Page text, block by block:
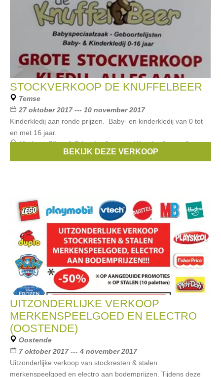
STOCKVERKOOP DE KNUFFELBEER
Temse
27 oktober 2017 --- 10 november 2017
Kinderkledij aan ronde prijzen. Baby- en kinderkledij van 0 tot
en met 16 jaar.
Merken:Filou & Friends,Gaastra,Woody,Gymp,Staxo,
BEKIJK DEZE VERKOOP
UITZONDERLIJKE VERKOOP
MERKENSPEELGOED EN ELECTRO
(OOSTENDE)
Oostende
7 oktober 2017 --- 4 november 2017
Uitzonderlijke verkoop van stockresten & stalen
merkenspeelgoed en electro aan bodemprijzen. Tijdens deze